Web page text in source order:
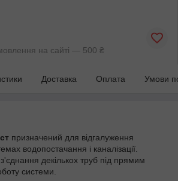
на сайті — 500 ₴
Доставка Оплата Умови
призначений для відгалуження
водопостачання і каналізації.
декількох труб під прямим
системи.